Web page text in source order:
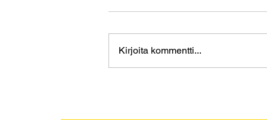
ei ratkaise ongelmaa
Kirjoita kommentti...